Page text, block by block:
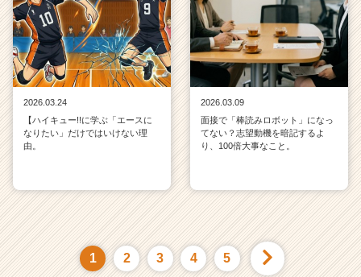
2026.03.24
【ハイキュー!!に学ぶ「エースに
なりたい」だけではいけない理
由。
2026.03.09
面接で「棒読みロボット」になっ
てない？志望動機を暗記するよ
り、100倍大事なこと。
1 2 3 4 5